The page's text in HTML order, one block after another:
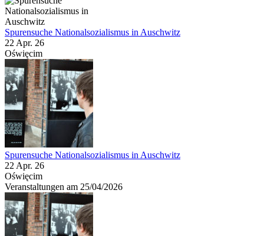
Spurensuche Nationalsozialismus in Auschwitz
22 Apr. 26
Oświęcim
Spurensuche Nationalsozialismus in Auschwitz
22 Apr. 26
Oświęcim
Veranstaltungen am 25/04/2026